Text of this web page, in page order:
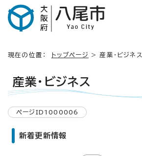
現在の位置： トップページ > 産業・ビジネス
産業・ビジネス
ページID1000006
新着更新情報